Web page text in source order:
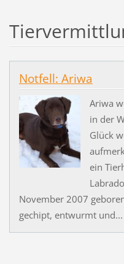
Notfell: Ariwa
Ariwa
in der
Glück
ein
November 2007
gechipt, entwurmt und...